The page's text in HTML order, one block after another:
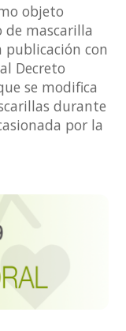
objeto
mascarilla
con
Decreto
se modifica
durante
por la